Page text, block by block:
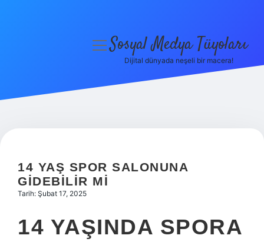
Hakkımızda
menüyüSosyal Medya Tüyoları
Dijital dünyada neşeli bir macera!
14 YAŞ SPOR SALONUNA
GIDEBILIR MI
Tarih: Şubat 17, 2025
14 YAŞINDA SPORA